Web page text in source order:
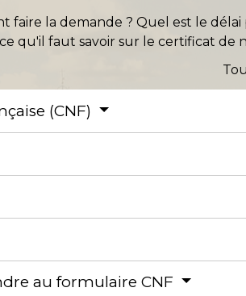
faire la demande ? Quel est le
qu'il faut savoir sur le certificat de
(CNF)
au formulaire CNF